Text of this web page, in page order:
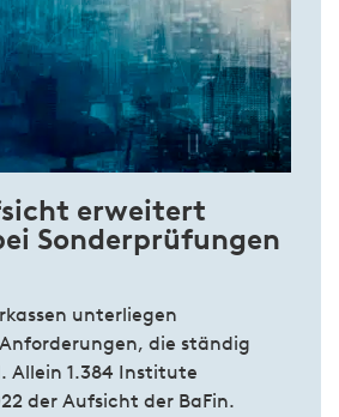
erweitert
Sonderprüfungen
unterliegen
die ständig
Allein 1.384 Institute
der Aufsicht der BaFin.